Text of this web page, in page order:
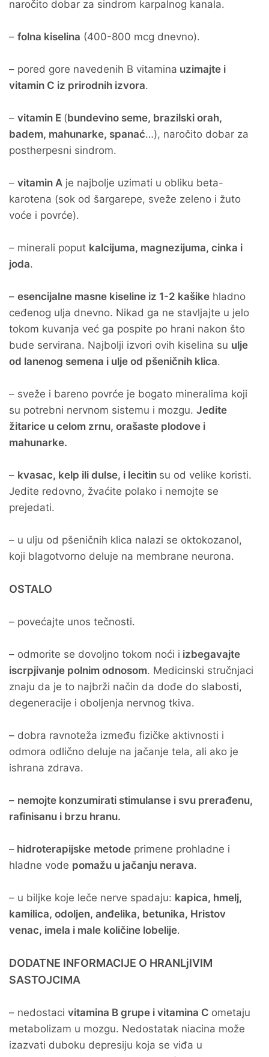
naročito dobar za sindrom karpalnog kanala.
– folna kiselina (400-800 mcg dnevno).
– pored gore navedenih B vitamina uzimajte i
vitamin C iz prirodnih izvora.
– vitamin E (bundevino seme, brazilski orah,
badem, mahunarke, spanać…), naročito dobar za
postherpesni sindrom.
– vitamin A je najbolje uzimati u obliku beta-
karotena (sok od šargarepe, sveže zeleno i žuto
voće i povrće).
– minerali poput kalcijuma, magnezijuma, cinka i
joda.
– esencijalne masne kiseline iz 1-2 kašike hladno
ceđenog ulja dnevno. Nikad ga ne stavljajte u jelo
tokom kuvanja već ga pospite po hrani nakon što
bude servirana. Najbolji izvori ovih kiselina su ulje
od lanenog semena i ulje od pšeničnih klica.
– sveže i bareno povrće je bogato mineralima koji
su potrebni nervnom sistemu i mozgu. Jedite
žitarice u celom zrnu, orašaste plodove i
mahunarke.
– kvasac, kelp ili dulse, i lecitin su od velike koristi.
Jedite redovno, žvaćite polako i nemojte se
prejedati.
– u ulju od pšeničnih klica nalazi se oktokozanol,
koji blagotvorno deluje na membrane neurona.
OSTALO
– povećajte unos tečnosti.
– odmorite se dovoljno tokom noći i izbegavajte
iscrpjivanje polnim odnosom. Medicinski stručnjaci
znaju da je to najbrži način da dođe do slabosti,
degeneracije i oboljenja nervnog tkiva.
– dobra ravnoteža između fizičke aktivnosti i
odmora odlično deluje na jačanje tela, ali ako je
ishrana zdrava.
– nemojte konzumirati stimulanse i svu prerađenu,
rafinisanu i brzu hranu.
– hidroterapijske metode primene prohladne i
hladne vode pomažu u jačanju nerava.
– u biljke koje leče nerve spadaju: kapica, hmelj,
kamilica, odoljen, anđelika, betunika, Hristov
venac, imela i male količine lobelije.
DODATNE INFORMACIJE O HRANLjIVIM
SASTOJCIMA
– nedostaci vitamina B grupe i vitamina C ometaju
metabolizam u mozgu. Nedostatak niacina može
izazvati duboku depresiju koja se viđa u